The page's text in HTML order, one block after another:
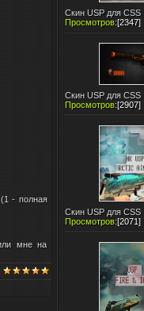
- полная
мне на
Скин USP для CSS
Просмотров:[2347]
Скин USP для CSS
Просмотров:[2907]
Скин USP для CSS
Просмотров:[2071]